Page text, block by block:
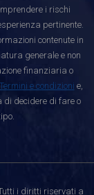
i rischi
pertinente.
contenute in
generale e non
finanziaria o
Termini e condizioni e,
di decidere di fare o
i diritti riservati a